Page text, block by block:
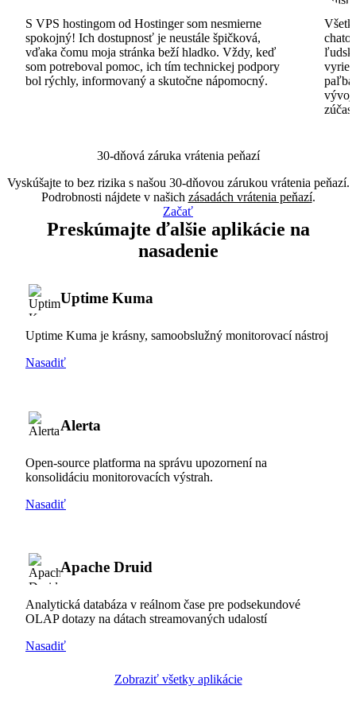
S VPS hostingom od Hostinger som nesmierne
spokojný! Ich dostupnosť je neustále špičková,
vďaka čomu moja stránka beží hladko. Vždy, keď
som potreboval pomoc, ich tím technickej podpory
bol rýchly, informovaný a skutočne nápomocný.
30-dňová záruka vrátenia peňazí
Vyskúšajte to bez rizika s našou 30-dňovou zárukou vrátenia peňazí.
Podrobnosti nájdete v našich zásadách vrátenia peňazí.
Začať
Preskúmajte ďalšie aplikácie na
nasadenie
Uptime Kuma
Uptime Kuma je krásny, samoobslužný monitorovací nástroj
Nasadiť
Alerta
Open-source platforma na správu upozornení na
konsolidáciu monitorovacích výstrah.
Nasadiť
Apache Druid
Analytická databáza v reálnom čase pre podsekundové
OLAP dotazy na dátach streamovaných udalostí
Nasadiť
Zobraziť všetky aplikácie